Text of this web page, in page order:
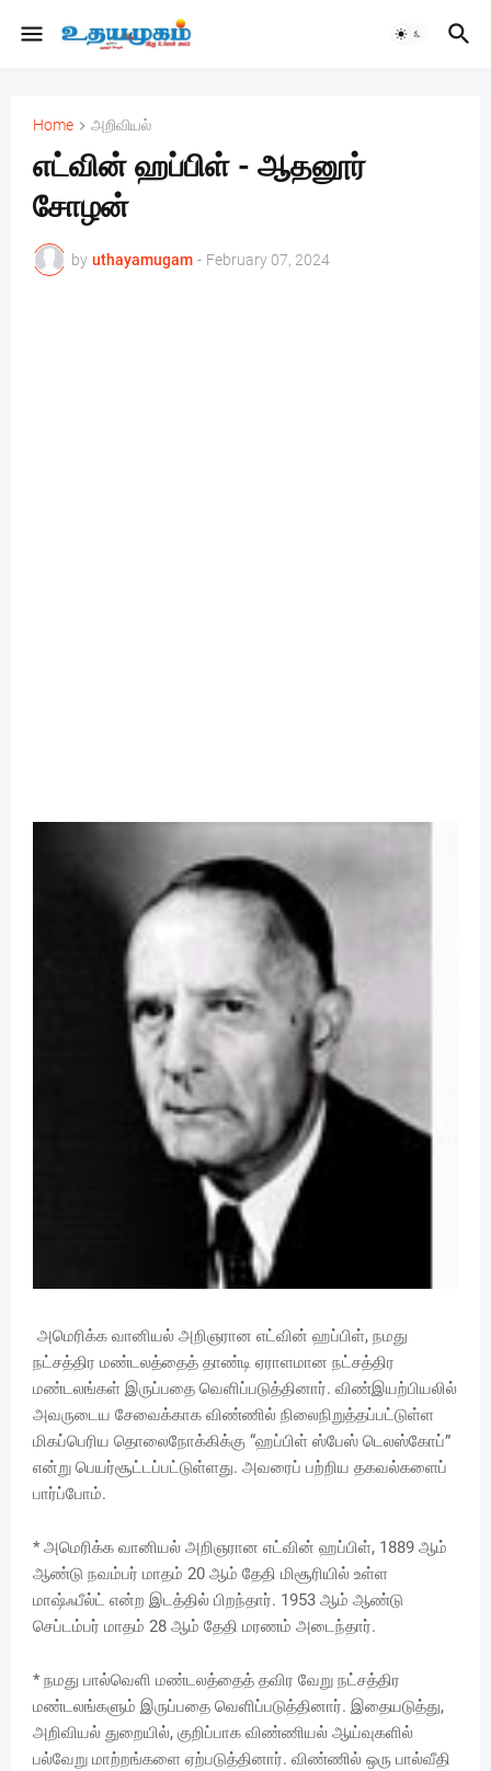
Home அறிவியல்
எட்வின் ஹப்பிள் - ஆதனூர்
சோழன்
by uthayamugam - February 07, 2024
அமெரிக்க வானியல் அறிஞரான எட்வின் ஹப்பிள், நமது
நட்சத்திர மண்டலத்தைத் தாண்டி ஏராளமான நட்சத்திர
மண்டலங்கள் இருப்பதை வெளிப்படுத்தினார். விண்இயற்பியலில்
அவருடைய சேவைக்காக விண்ணில் நிலைநிறுத்தப்பட்டுள்ள
மிகப்பெரிய தொலைநோக்கிக்கு “ஹப்பிள் ஸ்பேஸ் டெலஸ்கோப்”
என்று பெயர்சூட்டப்பட்டுள்ளது. அவரைப் பற்றிய தகவல்களைப்
பார்ப்போம்.
* அமெரிக்க வானியல் அறிஞரான எட்வின் ஹப்பிள், 1889 ஆம்
ஆண்டு நவம்பர் மாதம் 20 ஆம் தேதி மிசூரியில் உள்ள
மாஷ்ஃபீல்ட் என்ற இடத்தில் பிறந்தார். 1953 ஆம் ஆண்டு
செப்டம்பர் மாதம் 28 ஆம் தேதி மரணம் அடைந்தார்.
* நமது பால்வெளி மண்டலத்தைத் தவிர வேறு நட்சத்திர
மண்டலங்களும் இருப்பதை வெளிப்படுத்தினார். இதையடுத்து,
அறிவியல் துறையில், குறிப்பாக விண்ணியல் ஆய்வுகளில்
பல்வேறு மாற்றங்களை ஏற்படுத்தினார். விண்ணில் ஒரு பால்வீதி